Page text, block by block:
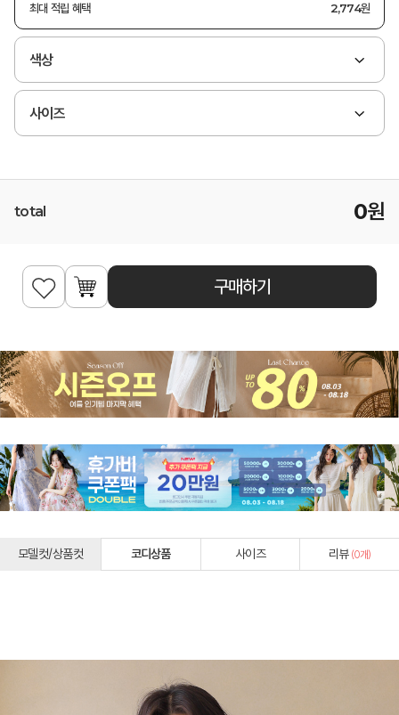
최대 적립 혜택 2,774원
색상
사이즈
total 0원
구매하기
모델컷/상품컷 코디상품 사이즈 리뷰 (0개)